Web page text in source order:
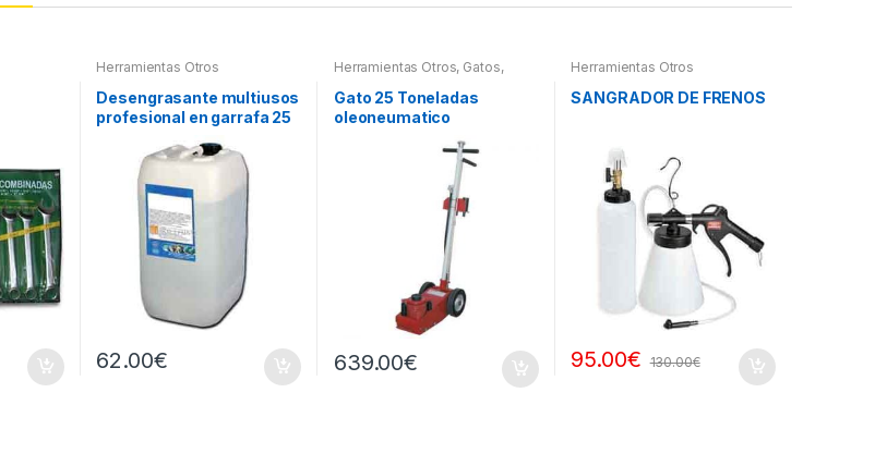
Herramientas Otros
Desengrasante multiusos
profesional en garrafa 25
62.00€
Herramientas Otros, Gatos,
Gato 25 Toneladas
oleoneumatico
639.00€
Herramientas Otros
SANGRADOR DE FRENOS
95.00€ 130.00€